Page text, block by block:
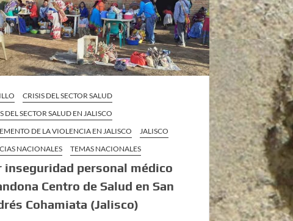
CRISIS DEL SECTOR SALUD
DEL SECTOR SALUD EN JALISCO
DE LA VIOLENCIA EN JALISCO
JALISCO
NACIONALES
TEMAS NACIONALES
inseguridad personal médico
Centro de Salud en San
Cohamiata (Jalisco)